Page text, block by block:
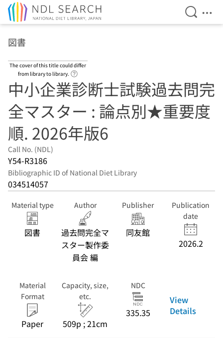
Open
図書
The cover of this title could differ
from library to library.
中小企業診断士試験過去問完
全マスター : 論点別★重要度
順. 2026年版6
Call No. (NDL)
Y54-R3186
Bibliographic ID of National Diet Library
034514057
Material type
図書
Author
過去問完全マ
スター製作委
員会 編
Publisher
同友館
Publication
date
2026.2
Material
Format
Paper
Capacity, size,
etc.
509p ; 21cm
NDC
335.35
View
Details